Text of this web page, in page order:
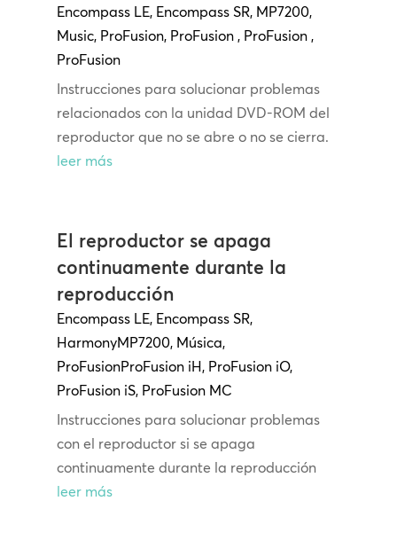
Encompass LE, Encompass SR, MP7200,
Music, ProFusion, ProFusion , ProFusion ,
ProFusion
Instrucciones para solucionar problemas
relacionados con la unidad DVD-ROM del
reproductor que no se abre o no se cierra.
leer más
El reproductor se apaga
continuamente durante la
reproducción
Encompass LE, Encompass SR,
HarmonyMP7200, Música,
ProFusionProFusion iH, ProFusion iO,
ProFusion iS, ProFusion MC
Instrucciones para solucionar problemas
con el reproductor si se apaga
continuamente durante la reproducción
leer más